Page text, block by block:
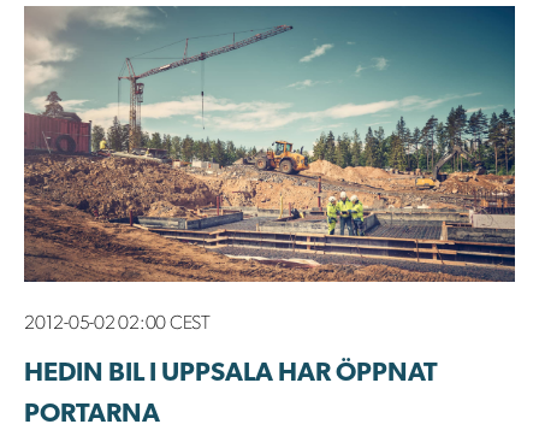
2012-05-02 02:00 CEST
HEDIN BIL I UPPSALA HAR ÖPPNAT
PORTARNA